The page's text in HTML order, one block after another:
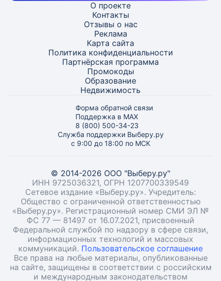
О проекте
Контакты
Отзывы о нас
Реклама
Карта сайта
Политика конфиденциальности
Партнёрская программа
Промокоды
Образование
Недвижимость
Форма обратной связи
Поддержка в MAX
8 (800) 500-34-23
Служба поддержки Выберу.ру
с 9:00 до 18:00 по МСК
© 2014-2026 ООО "Выберу.ру"
ИНН 9725036321, ОГРН 1207700339549
Сетевое издание «Выберу.ру». Учредитель:
Общество с ограниченной ответственностью
«Выберу.ру». Регистрационный номер СМИ ЭЛ №
ФС 77 — 81497 от 16.07.2021, присвоенный
Федеральной службой по надзору в сфере связи,
информационных технологий и массовых
коммуникаций. Пользовательское соглашение
Все права на любые материалы, опубликованные
на сайте, защищены в соответствии с российским
и международным законодательством